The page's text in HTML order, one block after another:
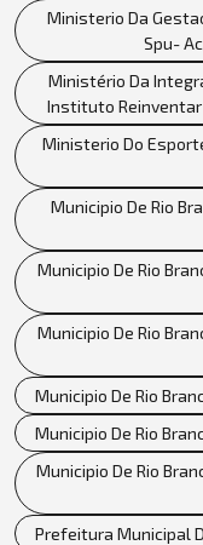
Ministerio Da
Spu-
Ministério Da
Instituto
Ministerio Do
Municipio De Rio
Municipio De Rio
Municipio De Rio
Municipio De Rio
Municipio De Rio
Municipio De Rio
Prefeitura Municipal